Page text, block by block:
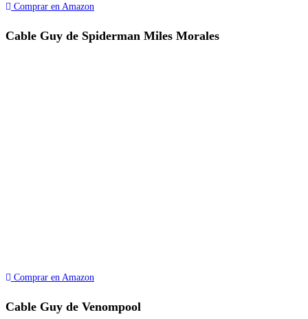
Comprar en Amazon
Cable Guy de Spiderman Miles Morales
Comprar en Amazon
Cable Guy de Venompool